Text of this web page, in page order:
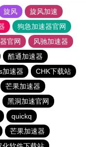
旋风
旋风加速
狗急加速器官网
官网
风驰加速器
酷通加速器
加速器
CHK下载站
芒果加速器
黑洞加速官网
quickq
芒果加速器